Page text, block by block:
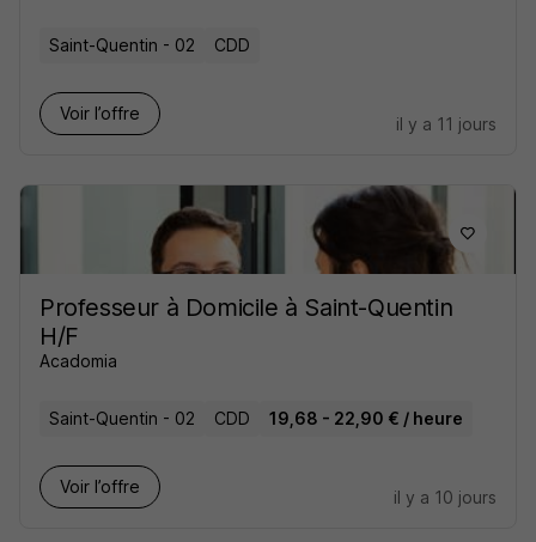
Saint-Quentin - 02 CDD
Voir l’offre
il y a 11 jours
Professeur à Domicile à Saint-Quentin
H/F
Acadomia
Saint-Quentin - 02 CDD 19,68 - 22,90 € / heure
Voir l’offre
il y a 10 jours